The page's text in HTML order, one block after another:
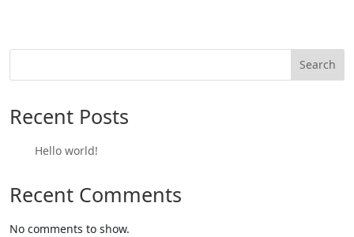
Search
Recent Posts
Hello world!
Recent Comments
No comments to show.